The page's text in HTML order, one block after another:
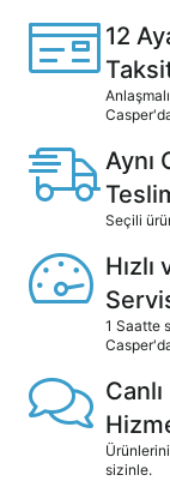
12
Aynı
Seçili
1 Saatte
sizinle.